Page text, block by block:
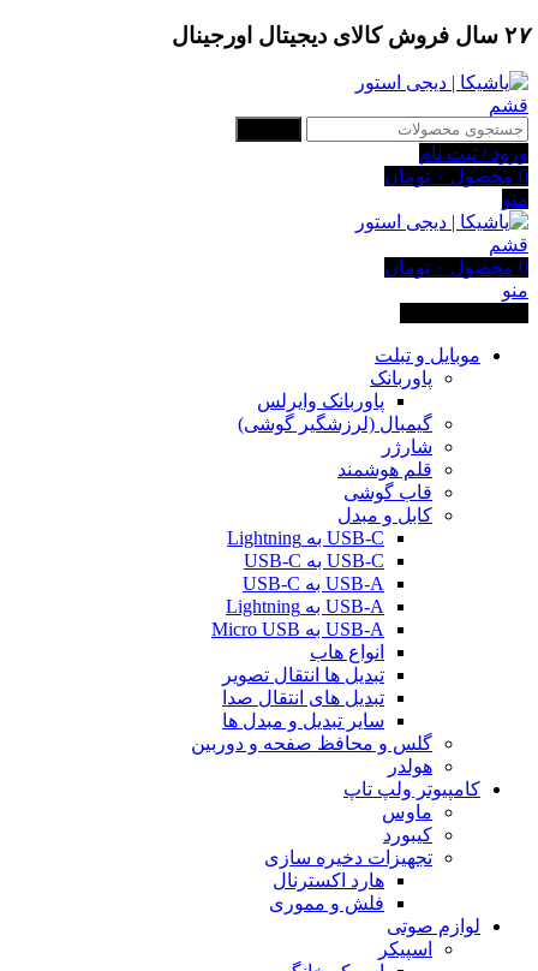
۲۷ سال فروش کالای دیجیتال اورجینال
ورود / ثبت نام
0 محصول ۰ تومان
منو
0 محصول ۰ تومان
منو
موبایل و تبلت
پاوربانک
پاوربانک وایرلس
گیمبال (لرزشگیر گوشی)
شارژر
قلم هوشمند
قاب گوشی
کابل و مبدل
USB-C به Lightning
USB-C به USB-C
USB-A به USB-C
USB-A به Lightning
USB-A به Micro USB
انواع هاب
تبدیل ها انتقال تصویر
تبدیل های انتقال صدا
سایر تبدیل و مبدل ها
گلس و محافظ صفحه و دوربین
هولدر
کامپیوتر ولپ تاپ
ماوس
کیبورد
تجهیزات دخیره سازی
هارد اکسترنال
فلش و مموری
لوازم صوتی
اسپیکر